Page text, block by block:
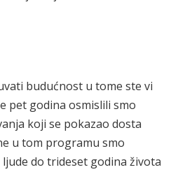
budućnost u tome ste vi
pet godina osmislili smo
koji se pokazao dosta
u tom programu smo
do trideset godina života